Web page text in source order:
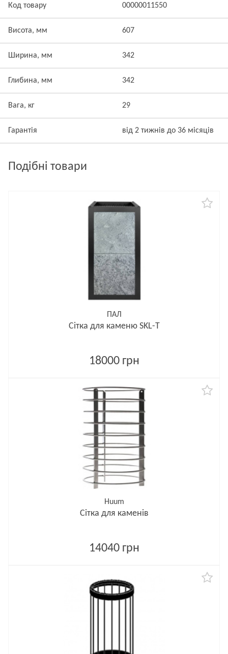
Код товару 00000011550
Висота, мм 607
Ширина, мм 342
Глибина, мм 342
Вага, кг 29
Гарантія від 2 тижнів до 36 місяців
Подібні товари
ПАЛ
Сітка для каменю SKL-T
18000 грн
Huum
Cітка для каменів
14040 грн